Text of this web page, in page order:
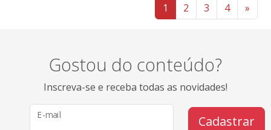
1 2 3 4 »
Gostou do conteúdo?
Inscreva-se e receba todas as novidades!
E-mail Cadastrar